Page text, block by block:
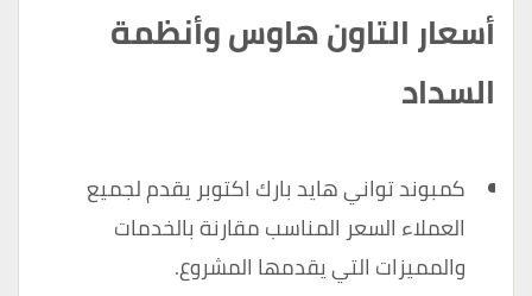
أسعار التاون هاوس وأنظمة
السداد
كمبوند تواني هايد بارك اكتوبر يقدم لجميع
العملاء السعر المناسب مقارنة بالخدمات
والمميزات التي يقدمها المشروع.